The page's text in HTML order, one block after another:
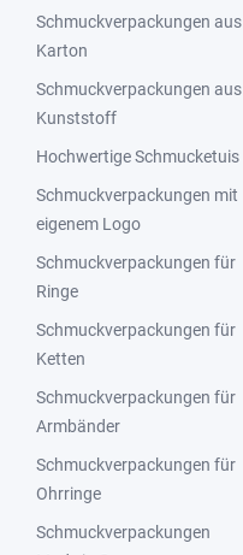
Schmuckverpackungen aus
Karton
Schmuckverpackungen aus
Kunststoff
Hochwertige Schmucketuis
Schmuckverpackungen mit
eigenem Logo
Schmuckverpackungen für
Ringe
Schmuckverpackungen für
Ketten
Schmuckverpackungen für
Armbänder
Schmuckverpackungen für
Ohrringe
Schmuckverpackungen